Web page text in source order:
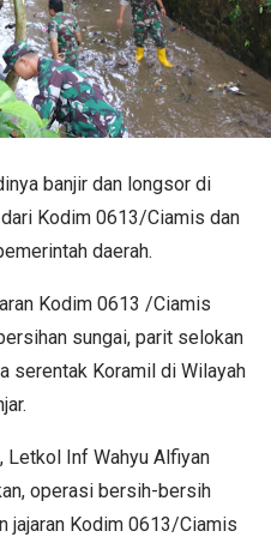
banjir dan longsor di
Kodim 0613/Ciamis dan
daerah.
Kodim 0613 /Ciamis
sungai, parit selokan
serentak Koramil di Wilayah
Letkol Inf Wahyu Alfiyan
operasi bersih-bersih
jajaran Kodim 0613/Ciamis